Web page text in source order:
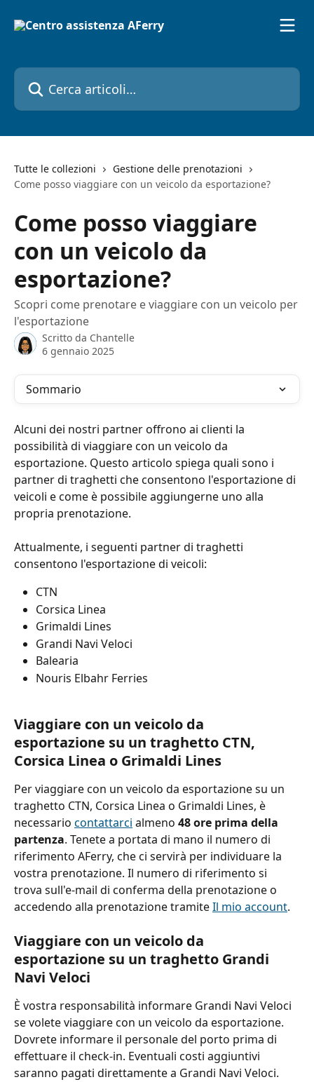
Cerca articoli…
Tutte le collezioni
Gestione delle prenotazioni
Come posso viaggiare con un veicolo da esportazione?
Come posso viaggiare
con un veicolo da
esportazione?
Scopri come prenotare e viaggiare con un veicolo per
l'esportazione
Scritto da Chantelle
6 gennaio 2025
Sommario
Alcuni dei nostri partner offrono ai clienti la
possibilità di viaggiare con un veicolo da
esportazione. Questo articolo spiega quali sono i
partner di traghetti che consentono l'esportazione di
veicoli e come è possibile aggiungerne uno alla
propria prenotazione.
Attualmente, i seguenti partner di traghetti
consentono l'esportazione di veicoli:
CTN
Corsica Linea
Grimaldi Lines
Grandi Navi Veloci
Balearia
Nouris Elbahr Ferries
Viaggiare con un veicolo da
esportazione su un traghetto CTN,
Corsica Linea o Grimaldi Lines
Per viaggiare con un veicolo da esportazione su un
traghetto CTN, Corsica Linea o Grimaldi Lines, è
necessario contattarci almeno 48 ore prima della
partenza. Tenete a portata di mano il numero di
riferimento AFerry, che ci servirà per individuare la
vostra prenotazione. Il numero di riferimento si
trova sull'e-mail di conferma della prenotazione o
accedendo alla prenotazione tramite Il mio account.
Viaggiare con un veicolo da
esportazione su un traghetto Grandi
Navi Veloci
È vostra responsabilità informare Grandi Navi Veloci
se volete viaggiare con un veicolo da esportazione.
Dovrete informare il personale del porto prima di
effettuare il check-in. Eventuali costi aggiuntivi
saranno pagati direttamente a Grandi Navi Veloci.